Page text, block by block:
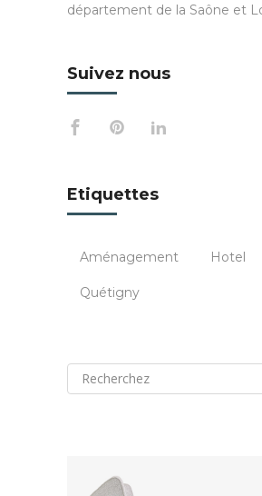
département de la Saône et
Suivez nous
Etiquettes
Aménagement Hotel
Quétigny